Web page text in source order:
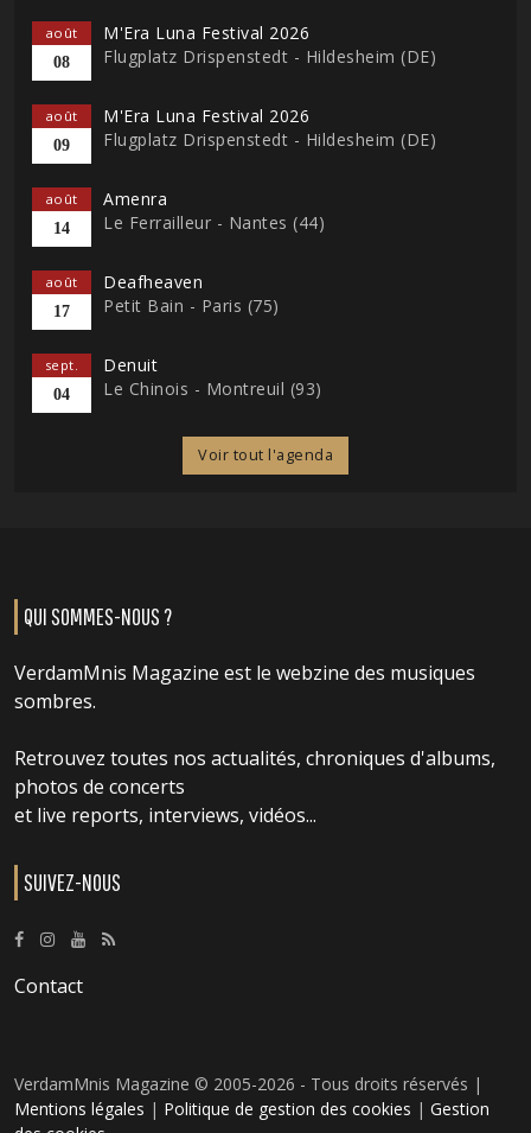
août
08
M'Era Luna Festival 2026
Flugplatz Drispenstedt - Hildesheim (DE)
août
09
M'Era Luna Festival 2026
Flugplatz Drispenstedt - Hildesheim (DE)
août
14
Amenra
Le Ferrailleur - Nantes (44)
août
17
Deafheaven
Petit Bain - Paris (75)
sept.
04
Denuit
Le Chinois - Montreuil (93)
Voir tout l'agenda
QUI SOMMES-NOUS ?
VerdamMnis Magazine est le webzine des musiques
sombres.
Retrouvez toutes nos actualités, chroniques d'albums,
photos de concerts
et live reports, interviews, vidéos...
SUIVEZ-NOUS
Contact
VerdamMnis Magazine © 2005-2026 - Tous droits réservés |
Mentions légales | Politique de gestion des cookies | Gestion